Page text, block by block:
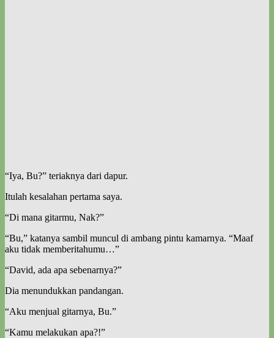
“Iya, Bu?” teriaknya dari dapur.
Itulah kesalahan pertama saya.
“Di mana gitarmu, Nak?”
“Bu,” katanya sambil muncul di ambang pintu kamarnya. “Maaf
aku tidak memberitahumu…”
“David, ada apa sebenarnya?”
Dia menundukkan pandangan.
“Aku menjual gitarnya, Bu.”
“Kamu melakukan apa?!”